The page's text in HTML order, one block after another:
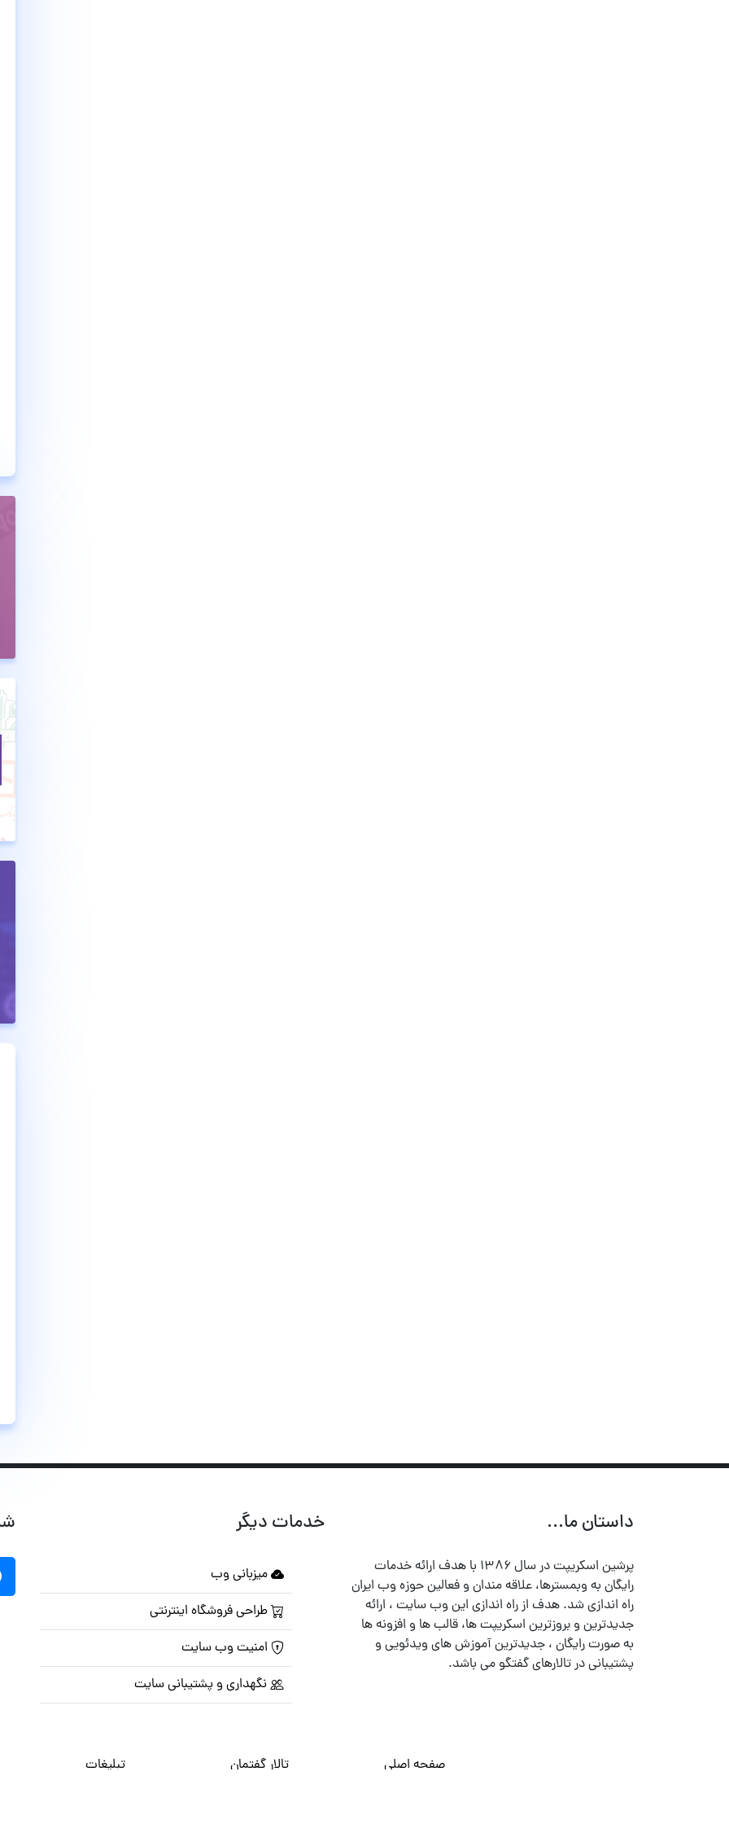
داستان ما...
پرشین اسکریپت در سال ۱۳۸۶ با هدف ارائه خدمات
رایگان به وبمسترها، علاقه مندان و فعالین حوزه وب ایران
راه اندازی شد. هدف از راه اندازی این وب سایت ، ارائه
جدیدترین و بروزترین اسکریپت ها، قالب ها و افزونه ها
به صورت رایگان ، جدیدترین آموزش های ویدئویی و
پشتیبانی در تالارهای گفتگو می باشد.
خدمات دیگر
میزبانی وب
طراحی فروشگاه اینترنتی
امنیت وب سایت
نگهداری و پشتیبانی سایت
صفحه اصلی تالار گفتمان تبلیغات